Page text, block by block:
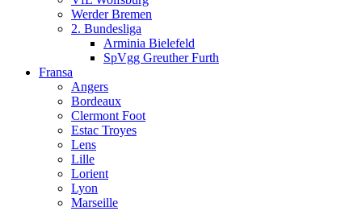
Werder Bremen
2. Bundesliga
Arminia Bielefeld
SpVgg Greuther Furth
Fransa
Angers
Bordeaux
Clermont Foot
Estac Troyes
Lens
Lille
Lorient
Lyon
Marseille